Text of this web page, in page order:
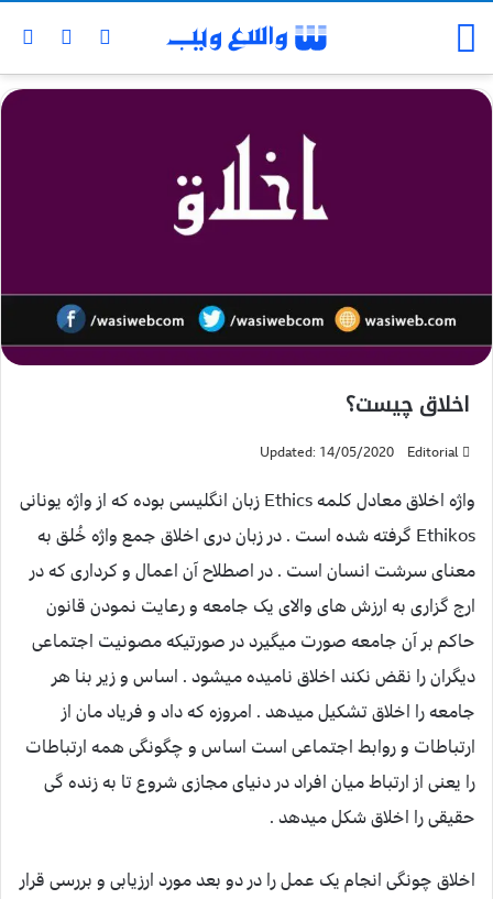
اخلاق چیست؟
Editorial
Updated: 14/05/2020
واژه اخلاق معادل کلمه Ethics زبان انگلیسی بوده که از واژه یونانی
Ethikos گرفته شده است . در زبان دری اخلاق جمع واژه خُلق به
معنای سرشت انسان است . در اصطلاح آن اعمال و کرداری که در
ارج گزاری به ارزش های والای یک جامعه و رعایت نمودن قانون
حاکم بر آن جامعه صورت میگیرد در صورتیکه مصونیت اجتماعی
دیگران را نقض نکند اخلاق نامیده میشود . اساس و زیر بنا هر
جامعه را اخلاق تشکیل میدهد . امروزه که داد و فریاد مان از
ارتباطات و روابط اجتماعی است اساس و چگونگی همه ارتباطات
را یعنی از ارتباط میان افراد در دنیای مجازی شروع تا به زنده گی
حقیقی را اخلاق شکل میدهد .
اخلاق چونگی انجام یک عمل را در دو بعد مورد ارزیابی و بررسی قرار